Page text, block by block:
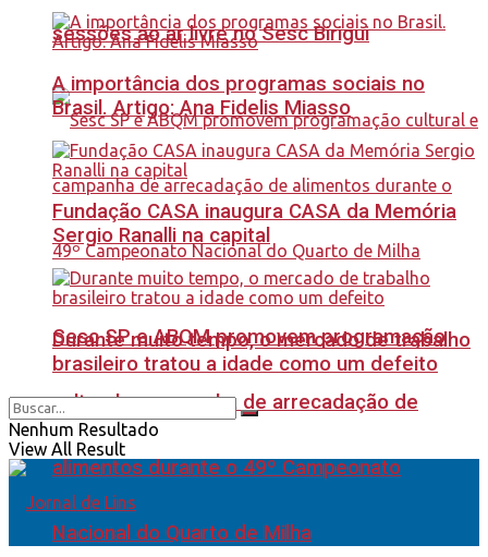
sessões ao ar livre no Sesc Birigui
Sesc SP e ABQM promovem programação
cultural e campanha de arrecadação de
alimentos durante o 49º Campeonato
Nacional do Quarto de Milha
A importância dos programas sociais no
Brasil. Artigo: Ana Fidelis Miasso
Fundação CASA inaugura CASA da Memória
Sergio Ranalli na capital
Durante muito tempo, o mercado de trabalho
brasileiro tratou a idade como um defeito
Nenhum Resultado
View All Result